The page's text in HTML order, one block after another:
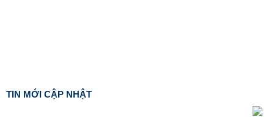
TIN MỚI CẬP NHẬT